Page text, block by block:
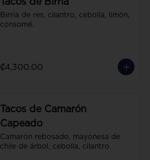
Birria de res, cilantro, cebolla, limón,
consomé.
₡4,300.00
Tacos de Camarón
Capeado
Camarón rebosado, mayonesa de
chile de árbol, cebolla, cilantro.